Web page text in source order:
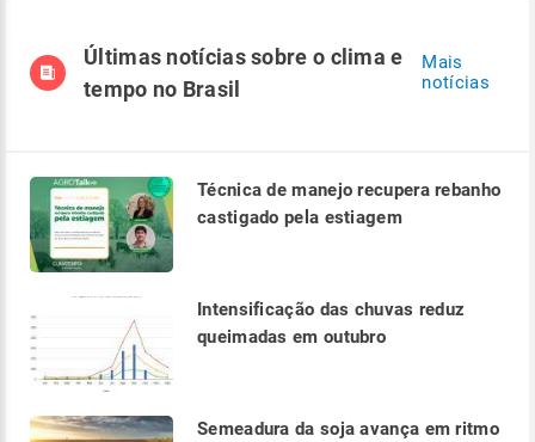
Últimas notícias sobre o clima e
tempo no Brasil
Mais
notícias
Técnica de manejo recupera rebanho
castigado pela estiagem
Intensificação das chuvas reduz
queimadas em outubro
Semeadura da soja avança em ritmo